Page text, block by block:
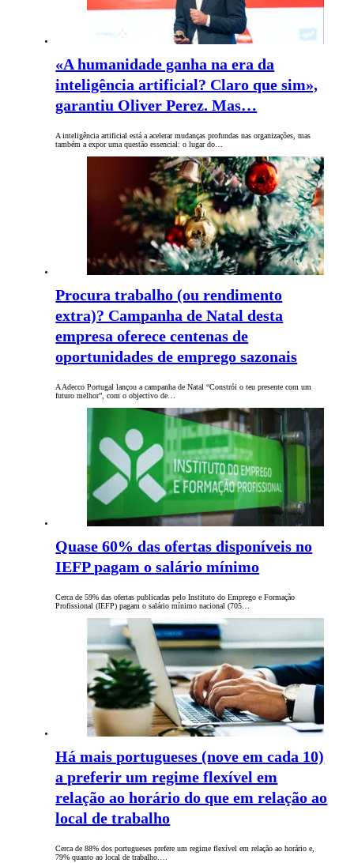
«A humanidade ganha na era da
inteligência artificial? Claro que sim»,
garantiu Oliver Perez. Mas…
A inteligência artificial está a acelerar mudanças profundas nas organizações, mas
também a expor uma questão essencial: o lugar do…
Procura trabalho (ou rendimento
extra)? Campanha de Natal desta
empresa oferece centenas de
oportunidades de emprego sazonais
A Adecco Portugal lançou a campanha de Natal “Constrói o teu presente com um
futuro melhor”, com o objectivo de…
Quase 60% das ofertas disponíveis no
IEFP pagam o salário mínimo
Cerca de 59% das ofertas publicadas pelo Instituto do Emprego e Formação
Profissional (IEFP) pagam o salário mínimo nacional (705…
Há mais portugueses (nove em cada 10)
a preferir um regime flexível em
relação ao horário do que em relação ao
local de trabalho
Cerca de 88% dos portugueses prefere um regime flexível em relação ao horário e,
79% quanto ao local de trabalho.…